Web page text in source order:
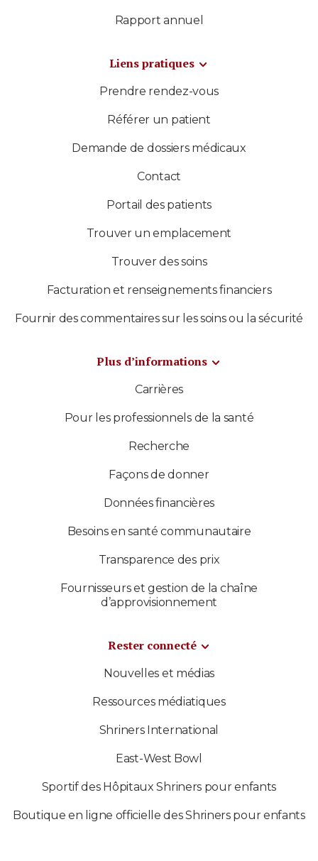
Rapport annuel
Liens pratiques
Prendre rendez-vous
Référer un patient
Demande de dossiers médicaux
Contact
Portail des patients
Trouver un emplacement
Trouver des soins
Facturation et renseignements financiers
Fournir des commentaires sur les soins ou la sécurité
Plus d’informations
Carrières
Pour les professionnels de la santé
Recherche
Façons de donner
Données financières
Besoins en santé communautaire
Transparence des prix
Fournisseurs et gestion de la chaîne
d’approvisionnement
Rester connecté
Nouvelles et médias
Ressources médiatiques
Shriners International
East-West Bowl
Sportif des Hôpitaux Shriners pour enfants
Boutique en ligne officielle des Shriners pour enfants